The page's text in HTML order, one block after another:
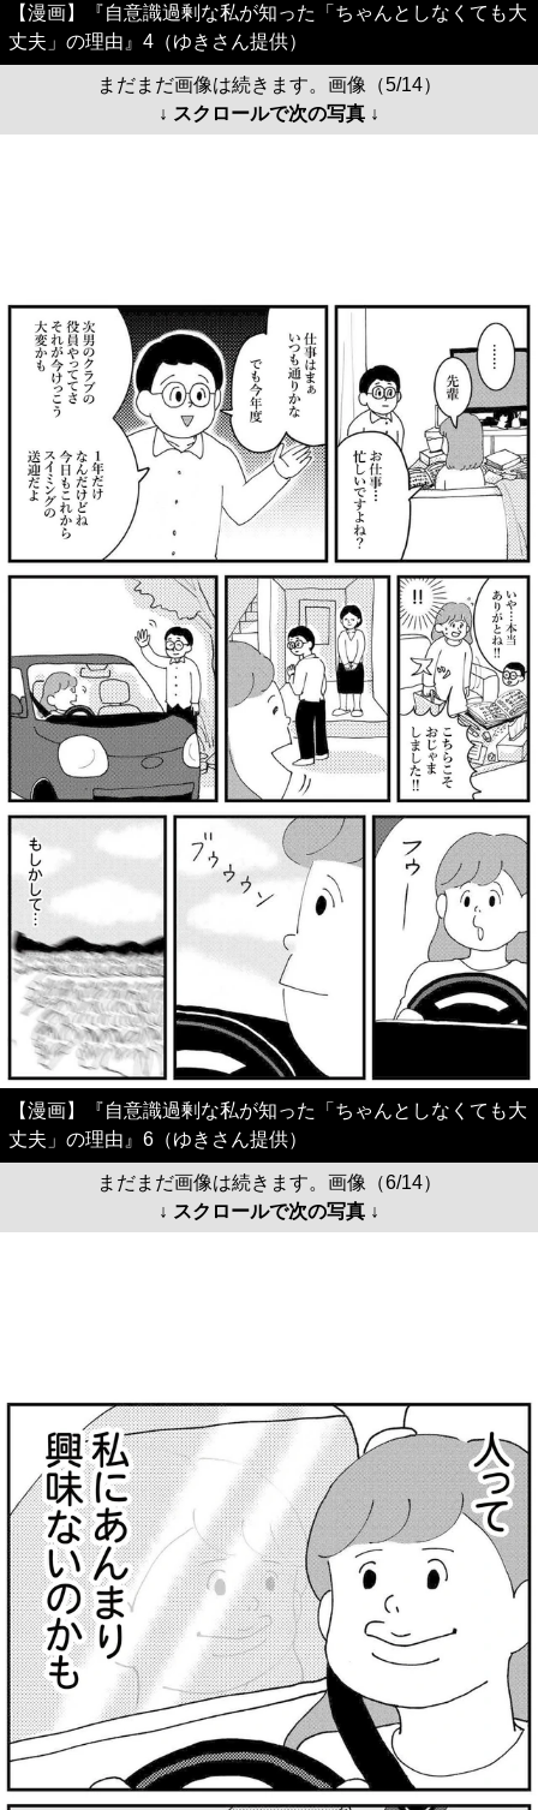
【漫画】『自意識過剰な私が知った「ちゃんとしなくても大
丈夫」の理由』4（ゆきさん提供）
まだまだ画像は続きます。画像（5/14）
↓ スクロールで次の写真 ↓
【漫画】『自意識過剰な私が知った「ちゃんとしなくても大
丈夫」の理由』6（ゆきさん提供）
まだまだ画像は続きます。画像（6/14）
↓ スクロールで次の写真 ↓